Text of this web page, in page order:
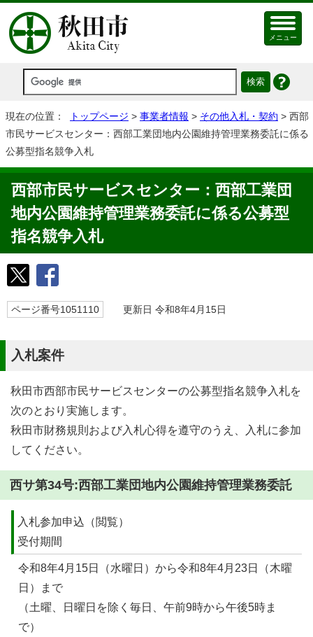
メニュー
現在の位置： トップページ > 事業者情報 > その他入札・契約 > 西部
市民サービスセンター：西部工業団地内公園維持管理業務委託に係る
公募型指名競争入札
西部市民サービスセンター：西部工業団
地内公園維持管理業務委託に係る公募型
指名競争入札
ページ番号1051110 更新日 令和8年4月15日
入札案件
秋田市西部市民サービスセンターの公募型指名競争入札を
次のとおり実施します。
秋田市財務規則および入札心得を遵守のうえ、入札に参加
してください。
西サ第34号:西部工業団地内公園維持管理業務委託
入札参加申込（閲覧）
受付期間
令和8年4月15日（水曜日）から令和8年4月23日（木曜
日）まで
（土曜、日曜日を除く毎日、午前9時から午後5時ま
で）